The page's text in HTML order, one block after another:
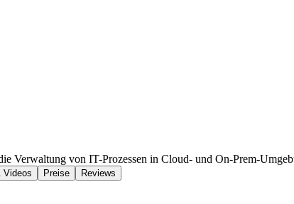
Verwaltung von IT-Prozessen in Cloud- und On-Prem-
Videos Preise Reviews